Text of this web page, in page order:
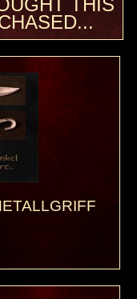
THIS